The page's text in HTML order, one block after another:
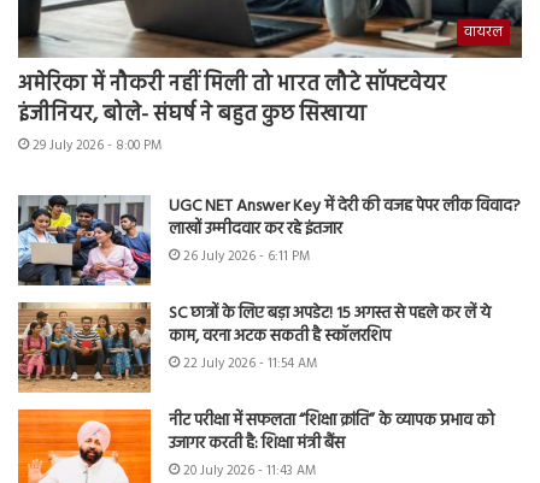
वायरल
अमेरिका में नौकरी नहीं मिली तो भारत लौटे सॉफ्टवेयर
इंजीनियर, बोले- संघर्ष ने बहुत कुछ सिखाया
29 July 2026 - 8:00 PM
UGC NET Answer Key में देरी की वजह पेपर लीक विवाद?
लाखों उम्मीदवार कर रहे इंतजार
26 July 2026 - 6:11 PM
SC छात्रों के लिए बड़ा अपडेट! 15 अगस्त से पहले कर लें ये
काम, वरना अटक सकती है स्कॉलरशिप
22 July 2026 - 11:54 AM
नीट परीक्षा में सफलता “शिक्षा क्रांति” के व्यापक प्रभाव को
उजागर करती है: शिक्षा मंत्री बैंस
20 July 2026 - 11:43 AM